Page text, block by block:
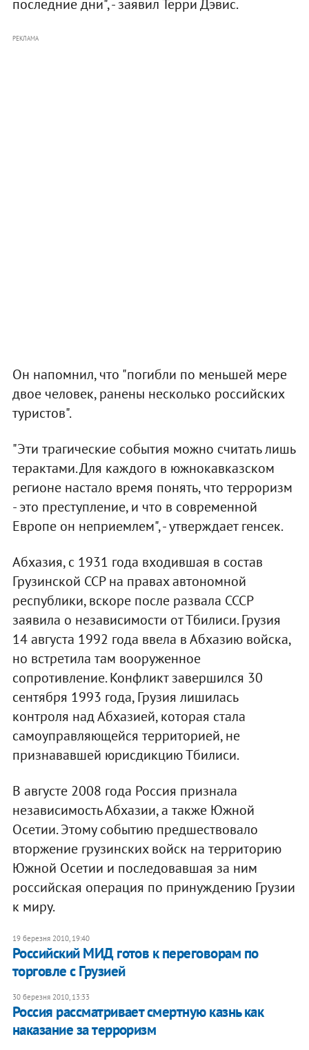
последние дни", - заявил Терри Дэвис.
РЕКЛАМА
Он напомнил, что "погибли по меньшей мере
двое человек, ранены несколько российских
туристов".
"Эти трагические события можно считать лишь
терактами. Для каждого в южнокавказском
регионе настало время понять, что терроризм
- это преступление, и что в современной
Европе он неприемлем", - утверждает генсек.
Абхазия, с 1931 года входившая в состав
Грузинской ССР на правах автономной
республики, вскоре после развала СССР
заявила о независимости от Тбилиси. Грузия
14 августа 1992 года ввела в Абхазию войска,
но встретила там вооруженное
сопротивление. Конфликт завершился 30
сентября 1993 года, Грузия лишилась
контроля над Абхазией, которая стала
самоуправляющейся территорией, не
признававшей юрисдикцию Тбилиси.
В августе 2008 года Россия признала
независимость Абхазии, а также Южной
Осетии. Этому событию предшествовало
вторжение грузинских войск на территорию
Южной Осетии и последовавшая за ним
российская операция по принуждению Грузии
к миру.
19 березня 2010, 19:40
Российский МИД готов к переговорам по
торговле с Грузией
30 березня 2010, 13:33
Россия рассматривает смертную казнь как
наказание за терроризм